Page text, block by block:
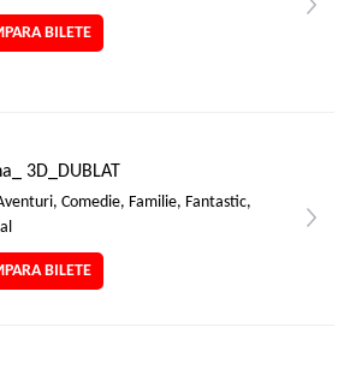
BILETE
3D_DUBLAT
Comedie, Familie, Fantastic,
BILETE